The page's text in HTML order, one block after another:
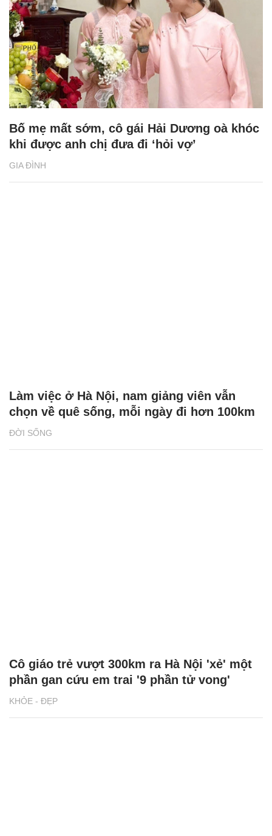
GIA ĐÌNH
Bố mẹ mất sớm, cô gái Hải Dương oà khóc
khi được anh chị đưa đi ‘hỏi vợ’
ĐỜI SỐNG
Làm việc ở Hà Nội, nam giảng viên vẫn
chọn về quê sống, mỗi ngày đi hơn 100km
KHỎE - ĐẸP
Cô giáo trẻ vượt 300km ra Hà Nội 'xẻ' một
phần gan cứu em trai '9 phần tử vong'